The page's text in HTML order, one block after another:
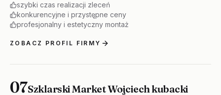
szybki czas realizacji zleceń
konkurencyjne i przystępne ceny
profesjonalny i estetyczny montaż
ZOBACZ PROFIL FIRMY
07Szklarski Market Wojciech kubacki